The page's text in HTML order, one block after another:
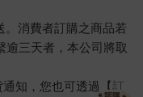
。消費者訂購之商品若
逾三天者，本公司將取
知，您也可透過【訂